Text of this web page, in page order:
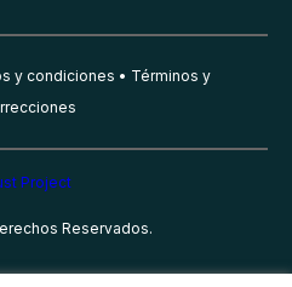
y condiciones
Términos y
Reservados.